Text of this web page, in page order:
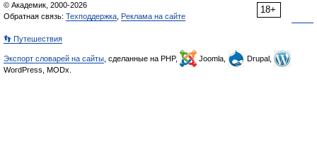
18+
© Академик, 2000-2026
Обратная связь: Техподдержка Реклама на сайте
👣 Путешествия
Экспорт словарей на сайты , сделанные на PHP, Joomla,
Drupal,
WordPress, MODx.